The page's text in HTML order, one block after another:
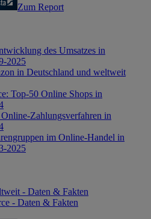
Zum Report
des Umsatzes in
2025
in Deutschland und weltweit
Top-50 Online Shops in
Zahlungsverfahren in
im Online-Handel in
2025
- Daten & Fakten
- Daten & Fakten